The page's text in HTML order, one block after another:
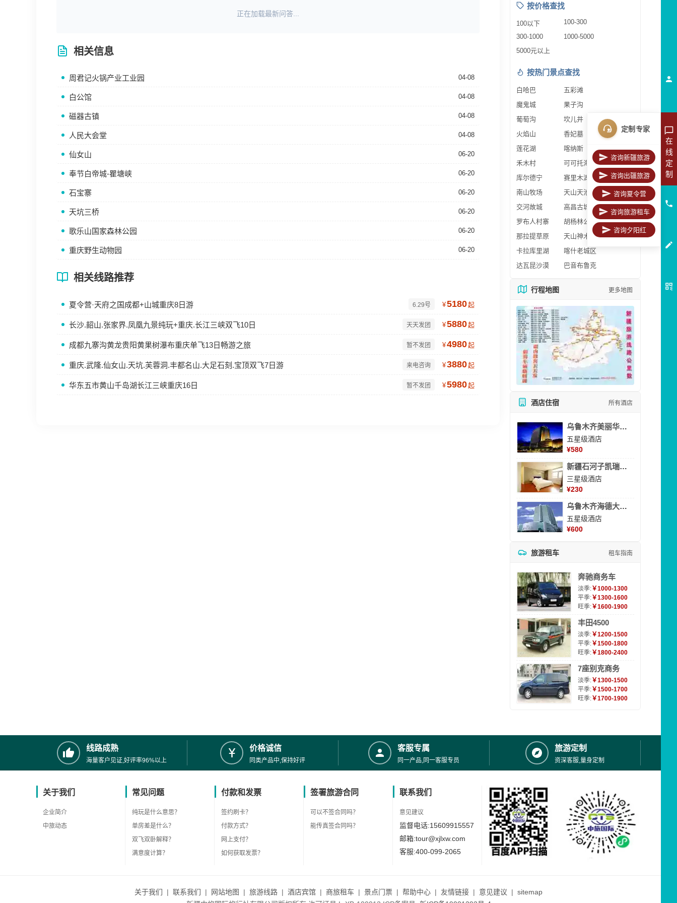
正在加载最新问答...
相关信息
周君记火锅产业工业园 04-08
白公馆 04-08
磁器古镇 04-08
人民大会堂 04-08
仙女山 06-20
奉节白帝城-瞿塘峡 06-20
石宝寨 06-20
天坑三桥 06-20
歌乐山国家森林公园 06-20
重庆野生动物园 06-20
相关线路推荐
夏令营·天府之国成都+山城重庆8日游 6.29号 ¥5180起
长沙.韶山.张家界.凤凰九景纯玩+重庆.长江三峡双飞10日 天天发团 ¥5880起
成都九寨沟黄龙贵阳黄果树瀑布重庆单飞13日畅游之旅 暂不发团 ¥4980起
重庆.武隆.仙女山.天坑.芙蓉洞.丰都名山.大足石刻.宝顶双飞7日游 来电咨询 ¥3880起
华东五市黄山千岛湖长江三峡重庆16日 暂不发团 ¥5980起
按价格查找
100以下
100-300
300-1000
1000-5000
5000元以上
按热门景点查找
白哈巴
五彩滩
魔鬼城
果子沟
葡萄沟
坎儿井
火焰山
香妃墓
莲花湖
喀纳斯
禾木村
可可托海
库尔德宁
赛里木湖
南山牧场
天山天池
交河故城
高昌古城
罗布人村寨
胡杨林公园
那拉提草原
天山神木园
卡拉库里湖
喀什老城区
达瓦昆沙漠
巴音布鲁克
行程地图 更多地图
酒店住宿 所有酒店
乌鲁木齐美丽华大酒
五星级酒店
¥580
新疆石河子凯瑞酒店
三星级酒店
¥230
乌鲁木齐海德大酒店
五星级酒店
¥600
旅游租车 租车指南
奔驰商务车
淡季:￥1000-1300
平季:￥1300-1600
旺季:￥1600-1900
丰田4500
淡季:￥1200-1500
平季:￥1500-1800
旺季:￥1800-2400
7座别克商务
淡季:￥1300-1500
平季:￥1500-1700
旺季:￥1700-1900
线路成熟
海量客户见证,好评率96%以上
价格诚信
同类产品中,保持好评
客服专属
同一产品,同一客服专员
旅游定制
资深客服,量身定制
关于我们
企业简介
中旅动态
常见问题
纯玩是什么意思？
单房差是什么？
双飞双卧解释？
满意度计算？
付款和发票
签约刷卡？
付款方式？
网上支付？
如何获取发票？
签署旅游合同
可以不签合同吗？
能传真签合同吗？
联系我们
意见建议
监督电话:15609915557
邮箱:tour@xjlxw.com
客服:400-099-2065
关于我们 | 联系我们 | 网站地图 | 旅游线路 | 酒店宾馆 | 商旅租车 | 景点门票 | 帮助中心 | 友情链接 | 意见建议 | sitemap
在
线
定
制
定制专家
咨询新疆旅游
咨询出疆旅游
咨询夏令营
咨询旅游租车
咨询夕阳红